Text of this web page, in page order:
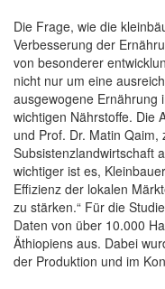
Die Frage, wie die
Verbesserung der
von besonderer
nicht nur um eine
ausgewogene Ernährung
wichtigen Nährstoffe. Die
und Prof. Dr. Matin Qaim,
Subsistenzlandwirtschaft
wichtiger ist es,
Effizienz der lokalen
zu stärken.“ Für die
Daten von über 10.000
Äthiopiens aus. Dabei
der Produktion und im